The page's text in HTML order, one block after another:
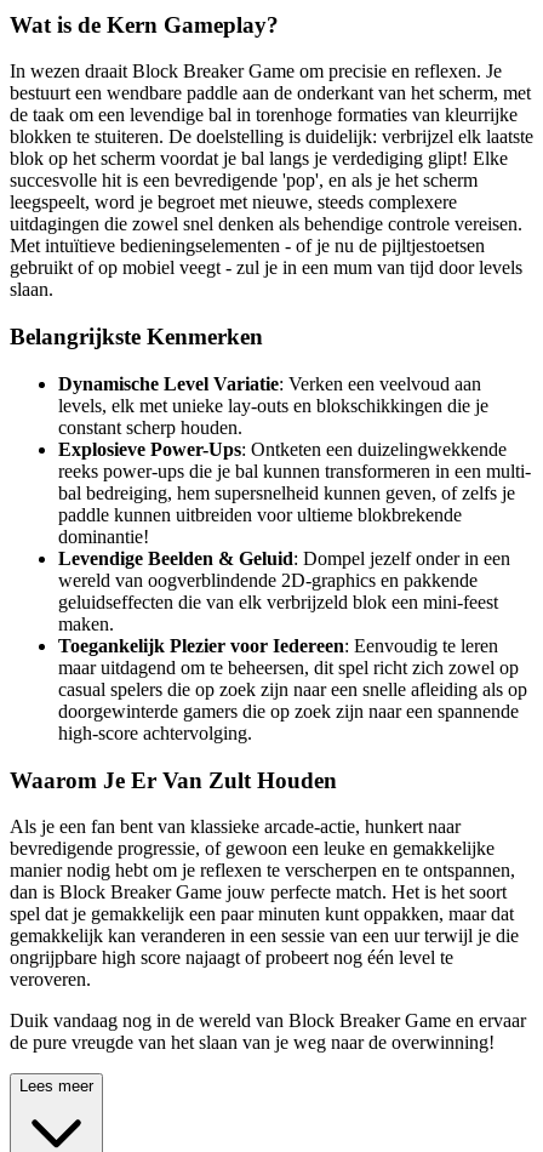
Wat is de Kern Gameplay?
In wezen draait Block Breaker Game om precisie en reflexen. Je
bestuurt een wendbare paddle aan de onderkant van het scherm, met
de taak om een levendige bal in torenhoge formaties van kleurrijke
blokken te stuiteren. De doelstelling is duidelijk: verbrijzel elk laatste
blok op het scherm voordat je bal langs je verdediging glipt! Elke
succesvolle hit is een bevredigende 'pop', en als je het scherm
leegspeelt, word je begroet met nieuwe, steeds complexere
uitdagingen die zowel snel denken als behendige controle vereisen.
Met intuïtieve bedieningselementen - of je nu de pijltjestoetsen
gebruikt of op mobiel veegt - zul je in een mum van tijd door levels
slaan.
Belangrijkste Kenmerken
Dynamische Level Variatie: Verken een veelvoud aan
levels, elk met unieke lay-outs en blokschikkingen die je
constant scherp houden.
Explosieve Power-Ups: Ontketen een duizelingwekkende
reeks power-ups die je bal kunnen transformeren in een multi-
bal bedreiging, hem supersnelheid kunnen geven, of zelfs je
paddle kunnen uitbreiden voor ultieme blokbrekende
dominantie!
Levendige Beelden & Geluid: Dompel jezelf onder in een
wereld van oogverblindende 2D-graphics en pakkende
geluidseffecten die van elk verbrijzeld blok een mini-feest
maken.
Toegankelijk Plezier voor Iedereen: Eenvoudig te leren
maar uitdagend om te beheersen, dit spel richt zich zowel op
casual spelers die op zoek zijn naar een snelle afleiding als op
doorgewinterde gamers die op zoek zijn naar een spannende
high-score achtervolging.
Waarom Je Er Van Zult Houden
Als je een fan bent van klassieke arcade-actie, hunkert naar
bevredigende progressie, of gewoon een leuke en gemakkelijke
manier nodig hebt om je reflexen te verscherpen en te ontspannen,
dan is Block Breaker Game jouw perfecte match. Het is het soort
spel dat je gemakkelijk een paar minuten kunt oppakken, maar dat
gemakkelijk kan veranderen in een sessie van een uur terwijl je die
ongrijpbare high score najaagt of probeert nog één level te
veroveren.
Duik vandaag nog in de wereld van Block Breaker Game en ervaar
de pure vreugde van het slaan van je weg naar de overwinning!
Lees meer